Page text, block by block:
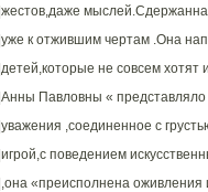
|жестов,даже
|уже к отжившим чертам .Она
|детей,которые не совсем хотят
|Анны Павловны «
|уважения ,соединенное с
|игрой,с поведением
|,она «преисполнена оживления